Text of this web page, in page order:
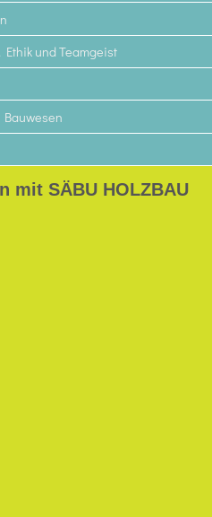
und Teamgeist
mit SÄBU HOLZBAU